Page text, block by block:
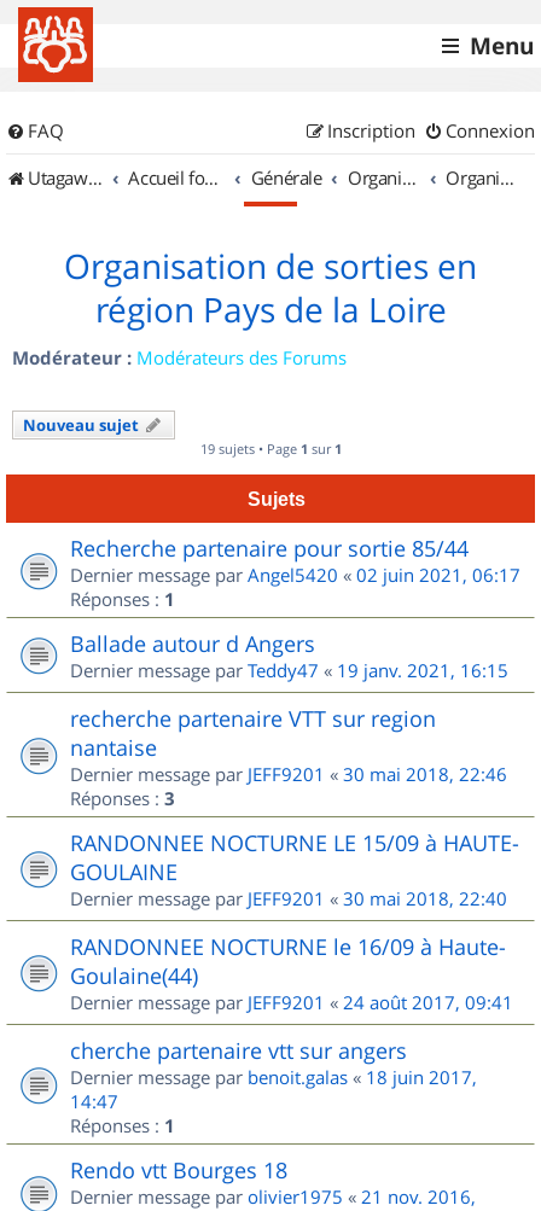
Menu
FAQ Connexion
Inscription
UtagawaVTT (Randos VTT et VTTAE avec traces GPS)
Accueil forum Générale Organisation de sorties & Recherche de partenaires Organisation de sorties en région Pays de la Loire
Organisation de sorties en
région Pays de la Loire
Modérateur : Modérateurs des Forums
Nouveau sujet
19 sujets • Page 1 sur 1
Sujets
Recherche partenaire pour sortie 85/44
Dernier message par Angel5420 « 02 juin 2021, 06:17
Réponses : 1
Ballade autour d Angers
Dernier message par Teddy47 « 19 janv. 2021, 16:15
recherche partenaire VTT sur region
nantaise
Dernier message par JEFF9201 « 30 mai 2018, 22:46
Réponses : 3
RANDONNEE NOCTURNE LE 15/09 à HAUTE-
GOULAINE
Dernier message par JEFF9201 « 30 mai 2018, 22:40
RANDONNEE NOCTURNE le 16/09 à Haute-
Goulaine(44)
Dernier message par JEFF9201 « 24 août 2017, 09:41
cherche partenaire vtt sur angers
Dernier message par benoit.galas « 18 juin 2017,
14:47
Réponses : 1
Rendo vtt Bourges 18
Dernier message par olivier1975 « 21 nov. 2016,